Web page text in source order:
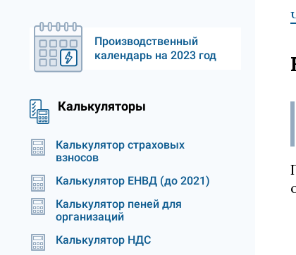
Производственный
календарь на 2023 год
Калькуляторы
Калькулятор страховых
взносов
Калькулятор ЕНВД (до 2021)
Калькулятор пеней для
организаций
Калькулятор НДС